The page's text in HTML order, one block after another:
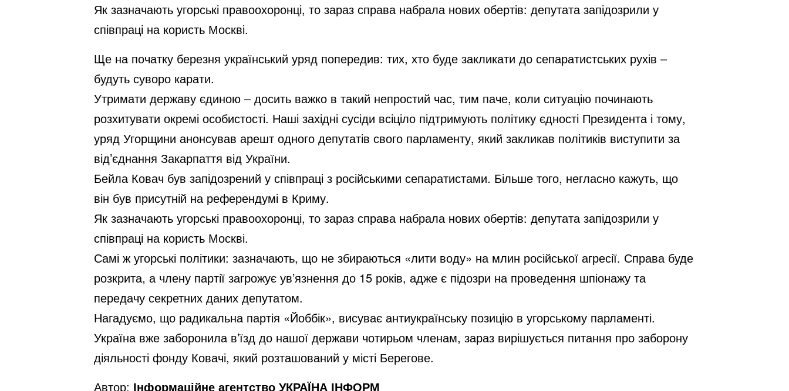
Як зазначають угорські правоохоронці, то зараз справа набрала нових обертів: депутата запідозрили у
співпраці на користь Москві.
Ще на початку березня український уряд попередив: тих, хто буде закликати до сепаратистських рухів –
будуть суворо карати.
Утримати державу єдиною – досить важко в такий непростий час, тим паче, коли ситуацію починають
розхитувати окремі особистості. Наші західні сусіди всіціло підтримують політику єдності Президента і тому,
уряд Угорщини анонсував арешт одного депутатів свого парламенту, який закликав політиків виступити за
від’єднання Закарпаття від України.
Бейла Ковач був запідозрений у співпраці з російськими сепаратистами. Більше того, негласно кажуть, що
він був присутній на референдумі в Криму.
Як зазначають угорські правоохоронці, то зараз справа набрала нових обертів: депутата запідозрили у
співпраці на користь Москві.
Самі ж угорські політики: зазначають, що не збираються «лити воду» на млин російської агресії. Справа буде
розкрита, а члену партії загрожує ув’язнення до 15 років, адже є підозри на проведення шпіонажу та
передачу секретних даних депутатом.
Нагадуємо, що радикальна партія «Йоббік», висуває антиукраїнську позицію в угорському парламенті.
Україна вже заборонила в’їзд до нашої держави чотирьом членам, зараз вирішується питання про заборону
діяльності фонду Ковачі, який розташований у місті Берегове.
Автор: Інформаційне агентство УКРАЇНА ІНФОРМ